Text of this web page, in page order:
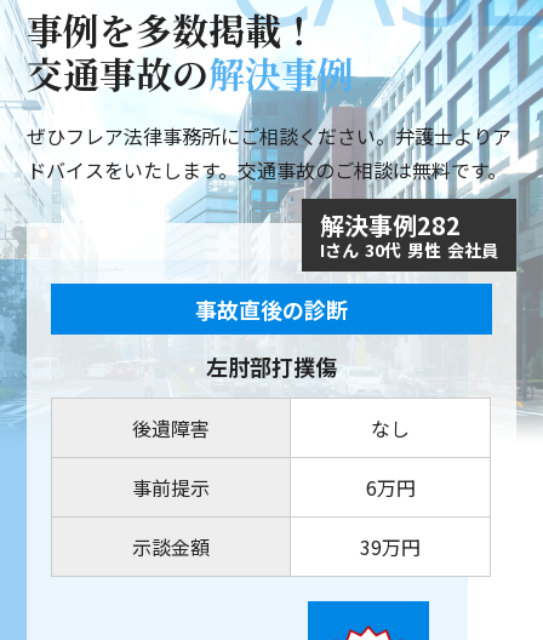
事例を多数掲載！
交通事故の解決事例
ぜひフレア法律事務所にご相談ください。弁護士よりア
ドバイスをいたします。交通事故のご相談は無料です。
解決事例282
Iさん 30代 男性 会社員
事故直後の診断
左肘部打撲傷
後遺障害 なし
事前提示 6万円
示談金額 39万円